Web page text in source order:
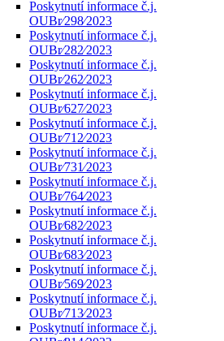
Poskytnutí informace č.j.
OUBr⁄298⁄2023
Poskytnutí informace č.j.
OUBr⁄282⁄2023
Poskytnutí informace č.j.
OUBr⁄262⁄2023
Poskytnutí informace č.j.
OUBr⁄627⁄2023
Poskytnutí informace č.j.
OUBr⁄712⁄2023
Poskytnutí informace č.j.
OUBr⁄731⁄2023
Poskytnutí informace č.j.
OUBr⁄764⁄2023
Poskytnutí informace č.j.
OUBr⁄682⁄2023
Poskytnutí informace č.j.
OUBr⁄683⁄2023
Poskytnutí informace č.j.
OUBr⁄569⁄2023
Poskytnutí informace č.j.
OUBr⁄713⁄2023
Poskytnutí informace č.j.